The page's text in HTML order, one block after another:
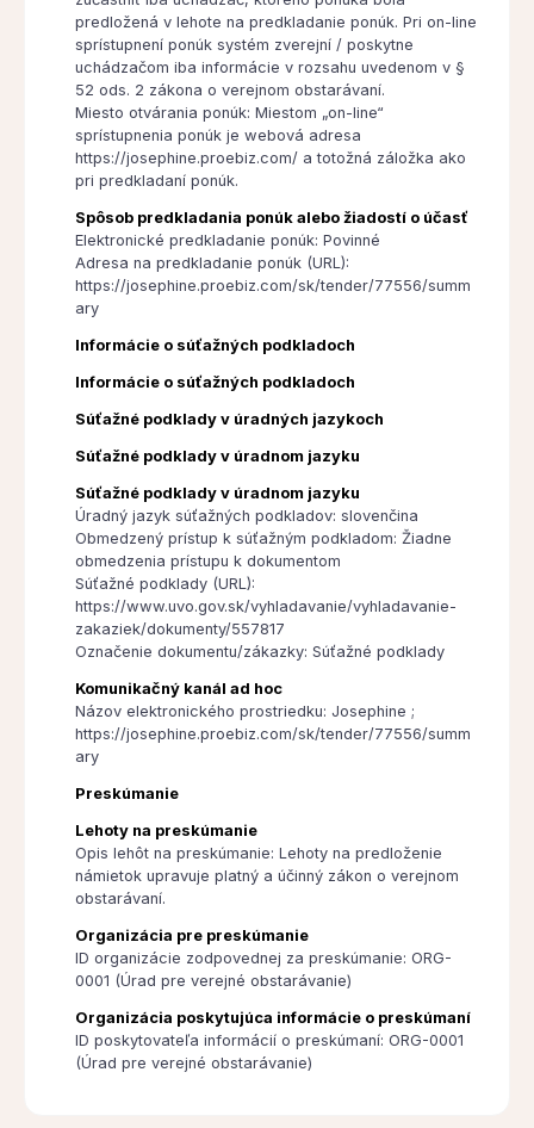
predložená v lehote na predkladanie ponúk. Pri on-line
sprístupnení ponúk systém zverejní / poskytne
uchádzačom iba informácie v rozsahu uvedenom v §
52 ods. 2 zákona o verejnom obstarávaní.
Miesto otvárania ponúk: Miestom „on-line“
sprístupnenia ponúk je webová adresa
https://josephine.proebiz.com/ a totožná záložka ako
pri predkladaní ponúk.
Spôsob predkladania ponúk alebo žiadostí o účasť
Elektronické predkladanie ponúk: Povinné
Adresa na predkladanie ponúk (URL):
https://josephine.proebiz.com/sk/tender/77556/summ
ary
Informácie o súťažných podkladoch
Informácie o súťažných podkladoch
Súťažné podklady v úradných jazykoch
Súťažné podklady v úradnom jazyku
Súťažné podklady v úradnom jazyku
Úradný jazyk súťažných podkladov: slovenčina
Obmedzený prístup k súťažným podkladom: Žiadne
obmedzenia prístupu k dokumentom
Súťažné podklady (URL):
https://www.uvo.gov.sk/vyhladavanie/vyhladavanie-
zakaziek/dokumenty/557817
Označenie dokumentu/zákazky: Súťažné podklady
Komunikačný kanál ad hoc
Názov elektronického prostriedku: Josephine ;
https://josephine.proebiz.com/sk/tender/77556/summ
ary
Preskúmanie
Lehoty na preskúmanie
Opis lehôt na preskúmanie: Lehoty na predloženie
námietok upravuje platný a účinný zákon o verejnom
obstarávaní.
Organizácia pre preskúmanie
ID organizácie zodpovednej za preskúmanie: ORG-
0001 (Úrad pre verejné obstarávanie)
Organizácia poskytujúca informácie o preskúmaní
ID poskytovateľa informácií o preskúmaní: ORG-0001
(Úrad pre verejné obstarávanie)